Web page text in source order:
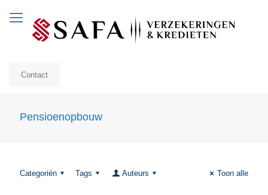
Contact
Pensioenopbouw
Categoriën Tags Auteurs Toon alle